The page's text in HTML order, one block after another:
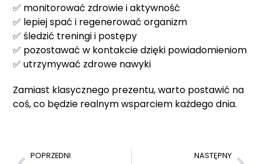
✅ monitorować zdrowie i aktywność
✅ lepiej spać i regenerować organizm
✅ śledzić treningi i postępy
✅ pozostawać w kontakcie dzięki powiadomieniom
✅ utrzymywać zdrowe nawyki
Zamiast klasycznego prezentu, warto postawić na
coś, co będzie realnym wsparciem każdego dnia.
POPRZEDNI NASTĘPNY